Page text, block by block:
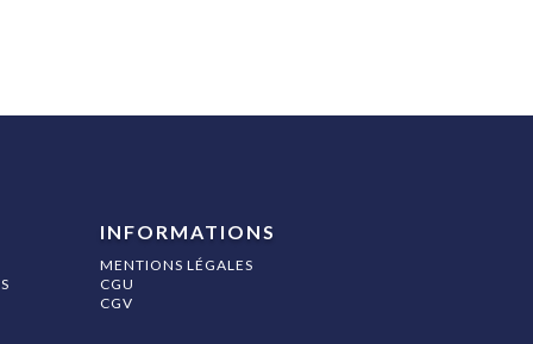
INFORMATIONS
MENTIONS LÉGALES
CGU
CGV